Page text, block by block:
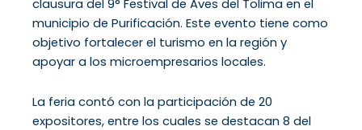
clausura del 9° Festival de Aves del Tolima en el
municipio de Purificación. Este evento tiene como
objetivo fortalecer el turismo en la región y
apoyar a los microempresarios locales.
La feria contó con la participación de 20
expositores, entre los cuales se destacan 8 del